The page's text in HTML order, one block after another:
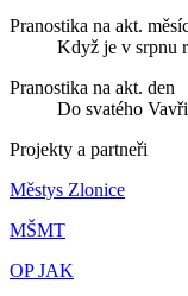
Pranostika na akt.
Když je v srpnu
Pranostika na akt. den
Do svatého
Projekty a partneři
Městys Zlonice
MŠMT
OP JAK